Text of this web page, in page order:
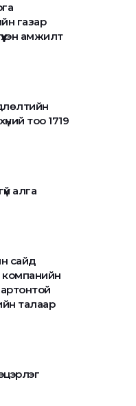
газар
амжилт
тоо 1719
алга
сайд
талаар